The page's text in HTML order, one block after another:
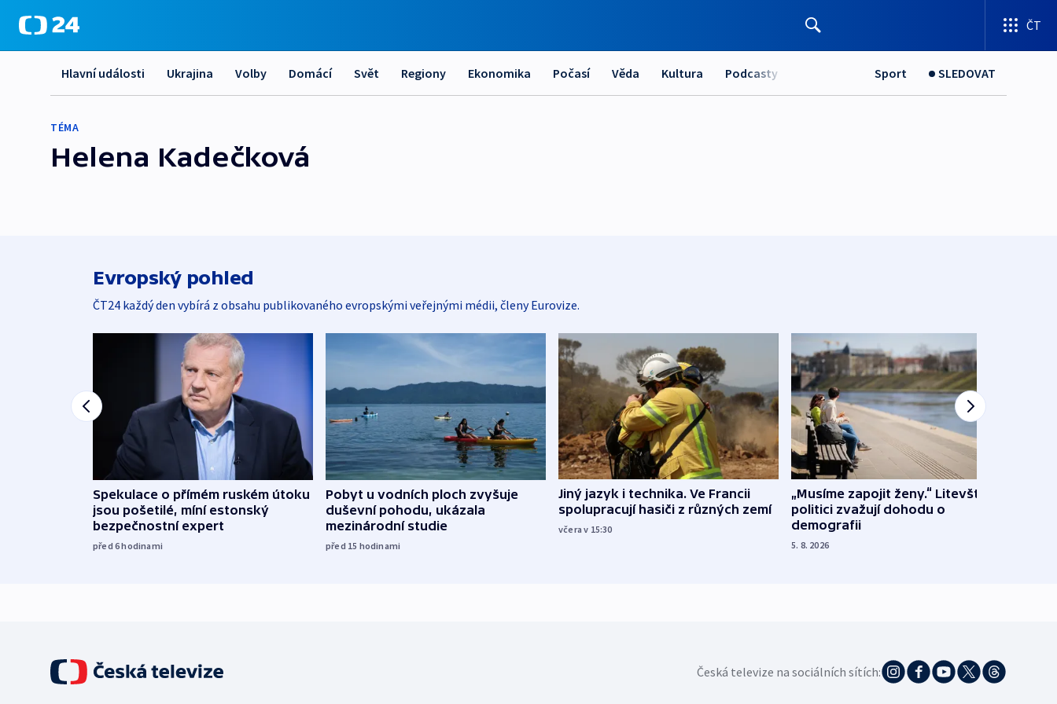
ČT
Hlavní události Ukrajina Volby Domácí Svět Regiony Ekonomika Počasí Věda Kultura Podcasty Sport SLEDOVAT
TÉMA
Helena Kadečková
Evropský pohled
ČT24 každý den vybírá z obsahu publikovaného evropskými veřejnými médii, členy Eurovize.
Spekulace o přímém ruském útoku
jsou pošetilé, míní estonský
bezpečnostní expert
před 6hodinami
Pobyt u vodních ploch zvyšuje
duševní pohodu, ukázala
mezinárodní studie
před 15 hodinami
Jiný jazyk i technika. Ve Francii
spolupracují hasiči z různých zemí
včera v 15:30
„Musíme zapojit ženy.“ Litevští
politici zvažují dohodu o
demografii
5. 8. 2026
Česká televize na sociálních sítích: